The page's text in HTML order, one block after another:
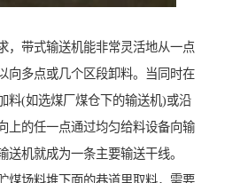
，带式输送机能非常灵活地从一点
向多点或几个区段卸料。当同时在
料(如选煤厂煤仓下的输送机)或沿
上的任一点通过均匀给料设备向输
送机就成为一条主要输送干线。